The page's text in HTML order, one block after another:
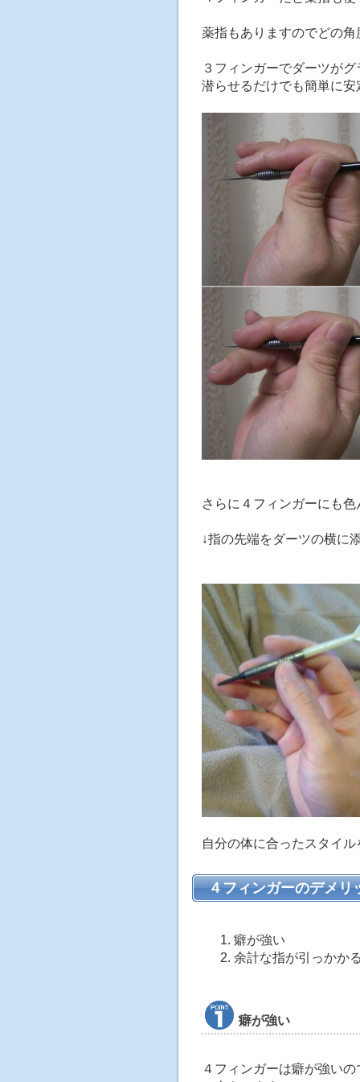
薬指もありますのでどの
３フィンガーでダーツが
潜らせるだけでも簡単に
さらに４フィンガーにも
↓指の先端をダーツの横に
自分の体に合ったスタイ
４フィンガーのデメリ
癖が強い
余計な指が引っかか
癖が強い
４フィンガーは癖が強い